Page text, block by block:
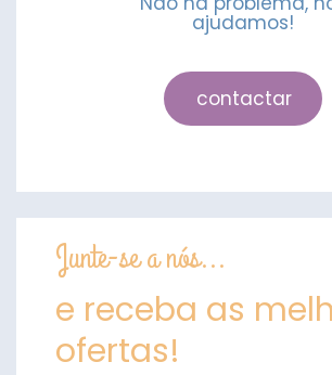
ajudamos!
contactar
Junte-se a nós...
e receba as
ofertas!